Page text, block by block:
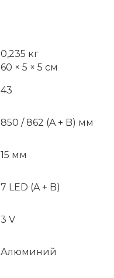
0,235 кг
60 × 5 × 5 см
43
850 / 862 (A + B) мм
15 мм
7 LED (A + B)
3 V
Алюминий